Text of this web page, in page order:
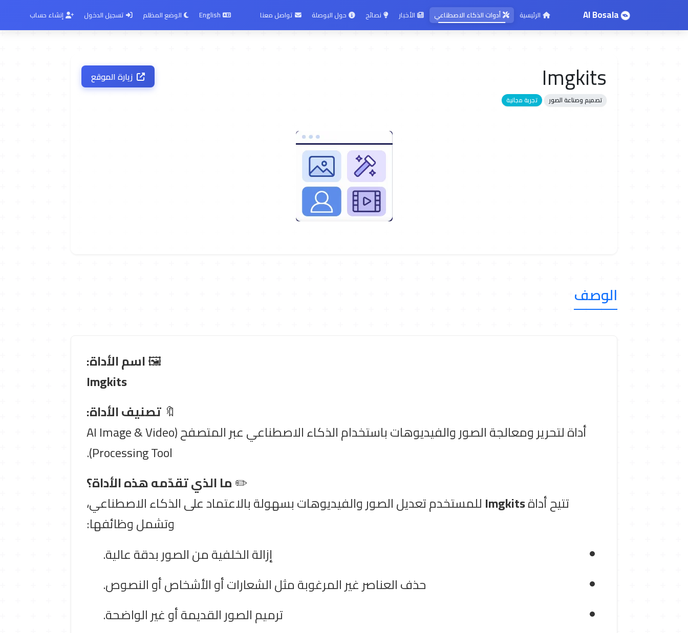
AI Bosala الرئيسية أدوات الذكاء الاصطناعي الأخبار نصائح حول البوصلة تواصل معنا English الوضع المظلم تسجيل الدخول إنشاء حساب
Imgkits
تصميم وصناعة الصور تجربة مجانية
زيارة الموقع
الوصف
🖼️اسم الأداة:
Imgkits
🔖 تصنيف الأداة:
أداة لتحرير ومعالجة الصور والفيديوهات باستخدام الذكاء الاصطناعي عبر المتصفح (AI Image & Video
Processing Tool).
✏️ما الذي تقدّمه هذه الأداة؟
تتيح أداةImgkits للمستخدم تعديل الصور والفيديوهات بسهولة بالاعتماد على الذكاء الاصطناعي،
وتشمل وظائفها:
إزالة الخلفية من الصور بدقة عالية.
حذف العناصر غير المرغوبة مثل الشعارات أو الأشخاص أو النصوص.
ترميم الصور القديمة أو غير الواضحة.